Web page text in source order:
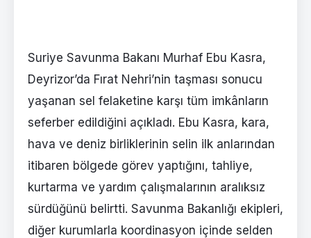
Suriye Savunma Bakanı Murhaf Ebu Kasra,
Deyrizor’da Fırat Nehri’nin taşması sonucu
yaşanan sel felaketine karşı tüm imkânların
seferber edildiğini açıkladı. Ebu Kasra, kara,
hava ve deniz birliklerinin selin ilk anlarından
itibaren bölgede görev yaptığını, tahliye,
kurtarma ve yardım çalışmalarının aralıksız
sürdüğünü belirtti. Savunma Bakanlığı ekipleri,
diğer kurumlarla koordinasyon içinde selden